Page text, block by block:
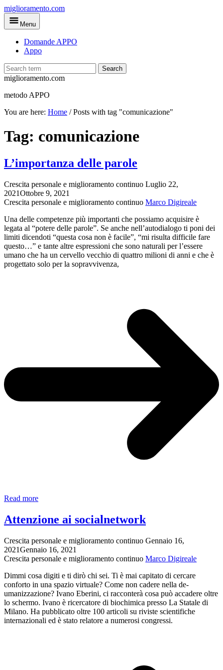
Skip
to
main
miglioramento.com
Menu
Domande APPO
Appo
Search
miglioramento.com
metodo APPO
You are here: Home /Posts with tag "comunicazione"
Tag: comunicazione
L’importanza delle parole
Crescita personale e miglioramento continuo Luglio 22,
2021Ottobre 9, 2021
Crescita personale e miglioramento continuo Marco Digireale
Una delle competenze più importanti che possiamo acquisire è
legata al “potere delle parole”. Se anche nell’autodialogo ti poni dei
limiti dicendoti “questa cosa non è facile”, “mi risulta difficile fare
questo…” e tante altre espressioni che sono naturali per l’essere
umano che ha un cervello vecchio di quattro milioni di anni e che è
progettato solo per la sopravvivenza,
Read moreL’importanza
parole
Attenzione ai socialnetwork
Crescita personale e miglioramento continuo Gennaio 16,
2021Gennaio 16, 2021
Crescita personale e miglioramento continuo Marco Digireale
Dimmi cosa digiti e ti dirò chi sei. Ti è mai capitato di cercare
conforto in una spazio virtuale? Come non cadere nella de-
umanizzazione? Ivano Eberini, ci racconterà cosa può accadere oltre
lo schermo. Ivano è ricercatore di biochimica presso La Statale di
Milano. Ha pubblicato oltre 100 articoli su riviste scientifiche
internazionali ed è stato relatore a numerosi congressi.